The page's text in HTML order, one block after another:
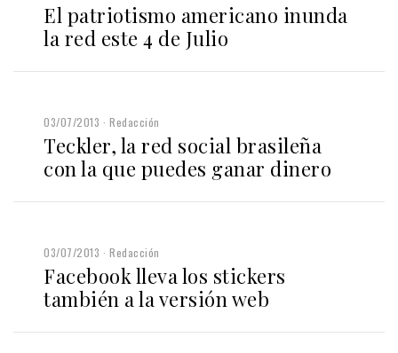
El patriotismo americano inunda
la red este 4 de Julio
03/07/2013 Redacción
Teckler, la red social brasileña
con la que puedes ganar dinero
03/07/2013 Redacción
Facebook lleva los stickers
también a la versión web